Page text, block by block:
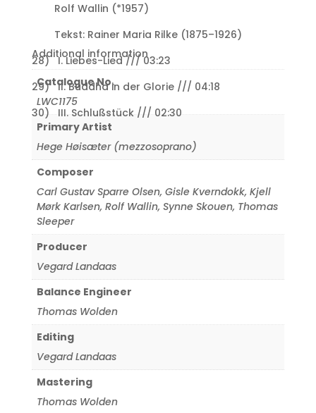
Rolf Wallin (*1957)
Tekst: Rainer Maria Rilke (1875–1926)
28) I. Liebes-Lied /// 03:23
29) II. Buddha in der Glorie /// 04:18
30) III. Schlußstück /// 02:30
Additional information
Catalogue No.
LWC1175
Primary Artist
Hege Høisæter (mezzosoprano)
Composer
Carl Gustav Sparre Olsen, Gisle Kverndokk, Kjell
Mørk Karlsen, Rolf Wallin, Synne Skouen, Thomas
Sleeper
Producer
Vegard Landaas
Balance Engineer
Thomas Wolden
Editing
Vegard Landaas
Mastering
Thomas Wolden